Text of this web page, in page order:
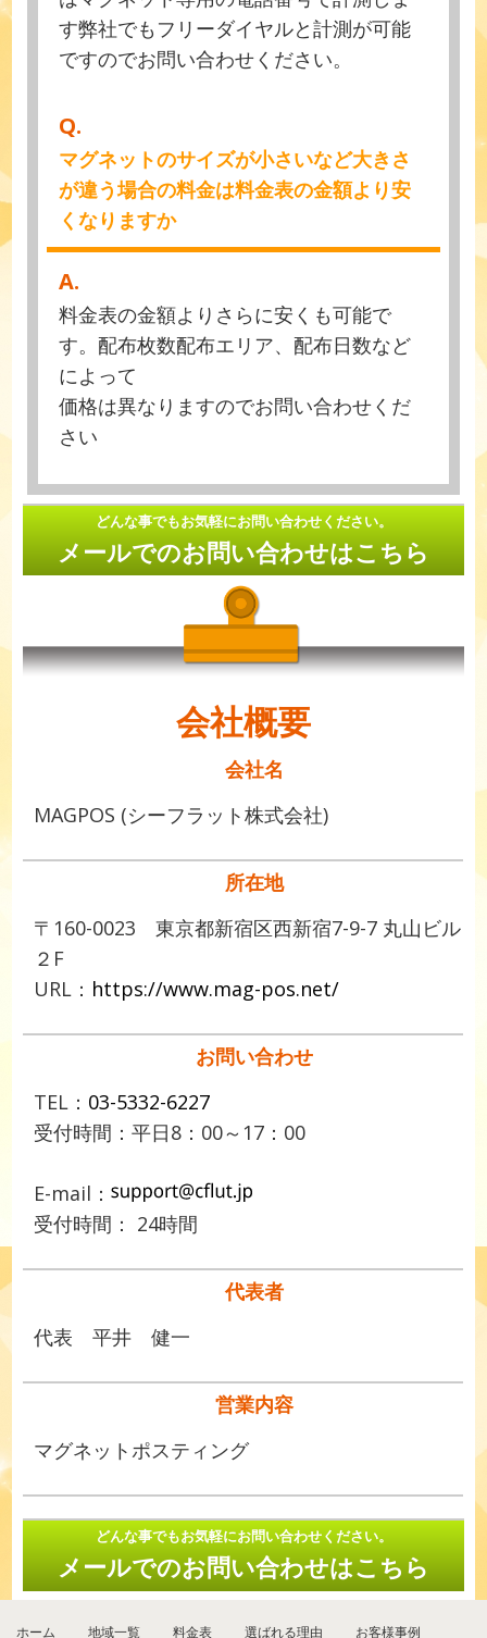
す弊社でもフリーダイヤルと計測が可能
ですのでお問い合わせください。
Q.
マグネットのサイズが小さいなど大きさ
が違う場合の料金は料金表の金額より安
くなりますか
A.
料金表の金額よりさらに安くも可能で
す。配布枚数配布エリア、配布日数など
によって
価格は異なりますのでお問い合わせくだ
さい
どんな事でもお気軽にお問い合わせください。
メールでのお問い合わせはこちら
会社概要
会社名
MAGPOS (シーフラット株式会社)
所在地
〒160-0023 東京都新宿区西新宿7-9-7 丸山ビル
２F
URL： https://www.mag-pos.net/
お問い合わせ
TEL： 03-5332-6227
受付時間：平日8：00～17：00
E-mail：
受付時間： 24時間
代表者
代表 平井 健一
営業内容
マグネットポスティング
どんな事でもお気軽にお問い合わせください。
メールでのお問い合わせはこちら
ホーム 地域一覧 料金表 選ばれる理由 お客様事例